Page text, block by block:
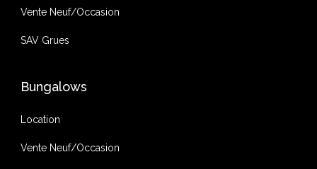
Vente Neuf/Occasion
SAV Grues
Bungalows
Location
Vente Neuf/Occasion